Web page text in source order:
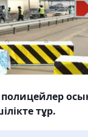
полицейлер
тұр.